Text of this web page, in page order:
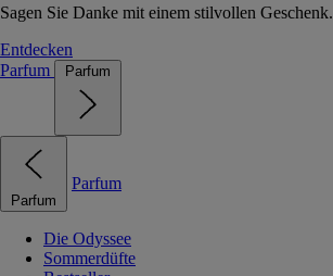
Sagen Sie Danke mit einem stilvollen Geschenk.
Entdecken
Parfum
Parfum
Parfum
Parfum
Die Odyssee
Sommerdüfte